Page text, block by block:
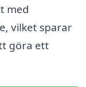
med
vilket sparar
göra ett